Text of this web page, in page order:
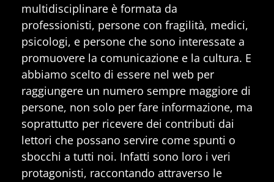
multidisciplinare è formata da
professionisti, persone con fragilità, medici,
psicologi, e persone che sono interessate a
promuovere la comunicazione e la cultura. E
abbiamo scelto di essere nel web per
raggiungere un numero sempre maggiore di
persone, non solo per fare informazione, ma
soprattutto per ricevere dei contributi dai
lettori che possano servire come spunti o
sbocchi a tutti noi. Infatti sono loro i veri
protagonisti, raccontando attraverso le